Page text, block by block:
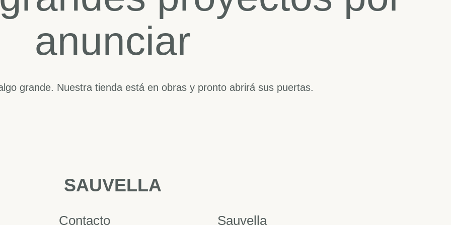
anunciar
grande. Nuestra tienda está en obras y pronto abrirá sus puertas.
SAUVELLA
Contacto Sauvella